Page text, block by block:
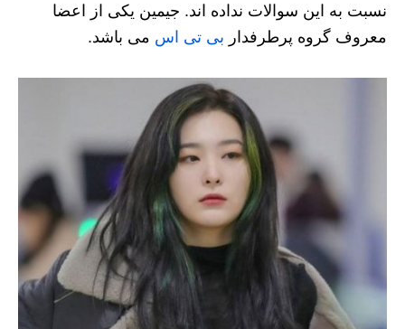
نسبت به این سوالات نداده اند. جیمین یکی از اعضا
معروف گروه پرطرفدار بی تی اس می باشد.